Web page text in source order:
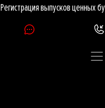
Регистрация выпусков ценных